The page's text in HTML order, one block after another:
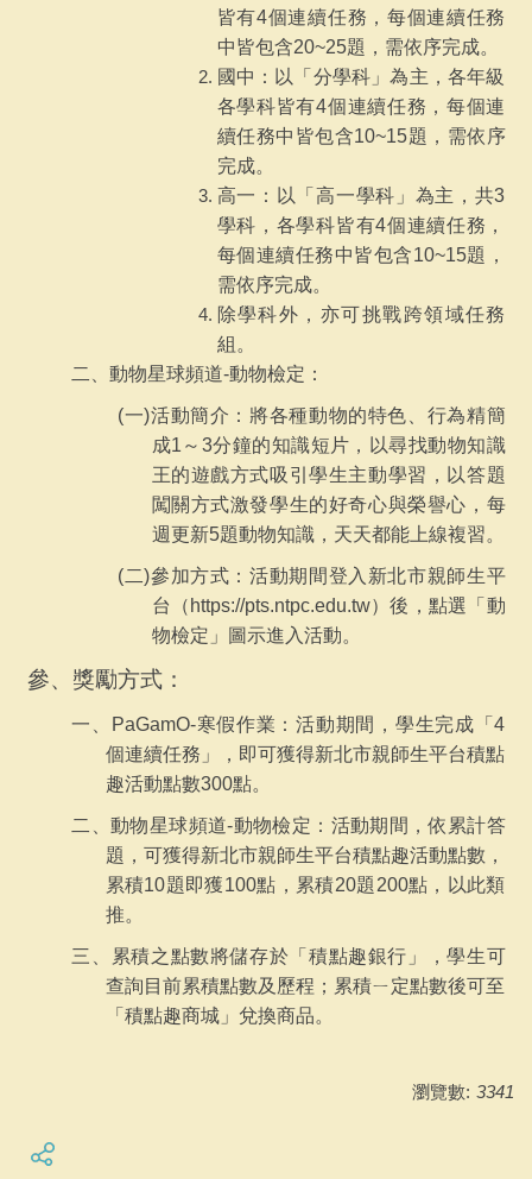
皆有4個連續任務，每個連續任務
中皆包含20~25題，需依序完成。
國中：以「分學科」為主，各年級
各學科皆有4個連續任務，每個連
續任務中皆包含10~15題，需依序
完成。
高一：以「高一學科」為主，共3
學科，各學科皆有4個連續任務，
每個連續任務中皆包含10~15題，
需依序完成。
除學科外，亦可挑戰跨領域任務
組。
二、動物星球頻道-動物檢定：
(一)活動簡介：將各種動物的特色、行為精簡
成1～3分鐘的知識短片，以尋找動物知識
王的遊戲方式吸引學生主動學習，以答題
闖關方式激發學生的好奇心與榮譽心，每
週更新5題動物知識，天天都能上線複習。
(二)參加方式：活動期間登入新北市親師生平
台（https://pts.ntpc.edu.tw）後，點選「動
物檢定」圖示進入活動。
參、獎勵方式：
一、PaGamO-寒假作業：活動期間，學生完成「4
個連續任務」，即可獲得新北市親師生平台積點
趣活動點數300點。
二、動物星球頻道-動物檢定：活動期間，依累計答
題，可獲得新北市親師生平台積點趣活動點數，
累積10題即獲100點，累積20題200點，以此類
推。
三、累積之點數將儲存於「積點趣銀行」，學生可
查詢目前累積點數及歷程；累積ㄧ定點數後可至
「積點趣商城」兌換商品。
瀏覽數: 3341